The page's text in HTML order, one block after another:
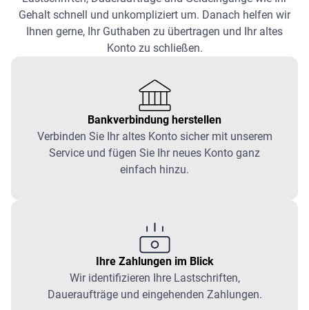
Gehalt schnell und unkompliziert um. Danach helfen wir
Ihnen gerne, Ihr Guthaben zu übertragen und Ihr altes
Konto zu schließen.
Bankverbindung herstellen
Verbinden Sie Ihr altes Konto sicher mit unserem
Service und fügen Sie Ihr neues Konto ganz
einfach hinzu.
Ihre Zahlungen im Blick
Wir identifizieren Ihre Lastschriften,
Daueraufträge und eingehenden Zahlungen.